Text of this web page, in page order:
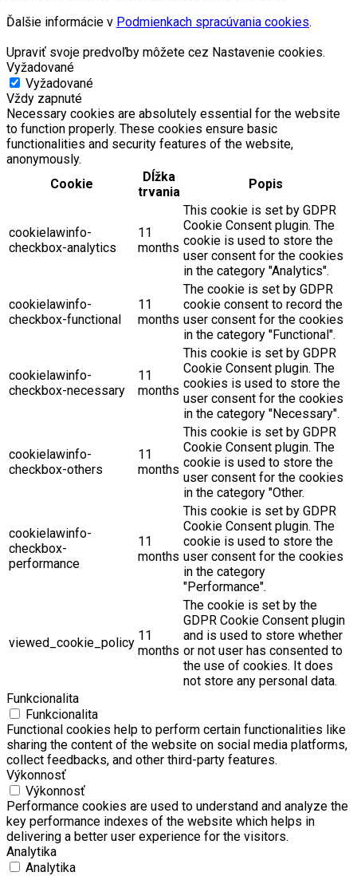
Ďalšie informácie v Podmienkach spracúvania cookies.
Upraviť svoje predvoľby môžete cez Nastavenie cookies.
Vyžadované
Vyžadované
Vždy zapnuté
Necessary cookies are absolutely essential for the website
to function properly. These cookies ensure basic
functionalities and security features of the website,
anonymously.
Cookie
Dĺžka
trvania
Popis
cookielawinfo-
checkbox-analytics
11
months
This cookie is set by GDPR
Cookie Consent plugin. The
cookie is used to store the
user consent for the cookies
in the category "Analytics".
cookielawinfo-
checkbox-functional
11
months
The cookie is set by GDPR
cookie consent to record the
user consent for the cookies
in the category "Functional".
cookielawinfo-
checkbox-necessary
11
months
This cookie is set by GDPR
Cookie Consent plugin. The
cookies is used to store the
user consent for the cookies
in the category "Necessary".
cookielawinfo-
checkbox-others
11
months
This cookie is set by GDPR
Cookie Consent plugin. The
cookie is used to store the
user consent for the cookies
in the category "Other.
cookielawinfo-
checkbox-
performance
11
months
This cookie is set by GDPR
Cookie Consent plugin. The
cookie is used to store the
user consent for the cookies
in the category
"Performance".
viewed_cookie_policy 11
months
The cookie is set by the
GDPR Cookie Consent plugin
and is used to store whether
or not user has consented to
the use of cookies. It does
not store any personal data.
Funkcionalita
Funkcionalita
Functional cookies help to perform certain functionalities like
sharing the content of the website on social media platforms,
collect feedbacks, and other third-party features.
Výkonnosť
Výkonnosť
Performance cookies are used to understand and analyze the
key performance indexes of the website which helps in
delivering a better user experience for the visitors.
Analytika
Analytika